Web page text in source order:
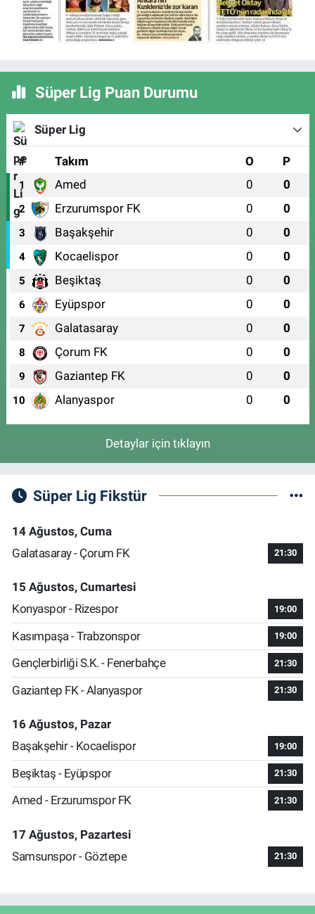
Süper Lig Puan Durumu
Süper Lig
# Takım O P
1 Amed 0 0
2 Erzurumspor FK 0 0
3 Başakşehir 0 0
4 Kocaelispor 0 0
5 Beşiktaş 0 0
6 Eyüpspor 0 0
7 Galatasaray 0 0
8 Çorum FK 0 0
9 Gaziantep FK 0 0
10 Alanyaspor 0 0
Detaylar için tıklayın
Süper Lig Fikstür
14 Ağustos, Cuma
Galatasaray - Çorum FK
21:30
15 Ağustos, Cumartesi
Konyaspor - Rizespor
19:00
Kasımpaşa - Trabzonspor 19:00
Gençlerbirliği S.K. - Fenerbahçe 21:30
Gaziantep FK - Alanyaspor 21:30
16 Ağustos, Pazar
Başakşehir - Kocaelispor
19:00
Beşiktaş - Eyüpspor 21:30
Amed - Erzurumspor FK 21:30
17 Ağustos, Pazartesi
Samsunspor - Göztepe
21:30